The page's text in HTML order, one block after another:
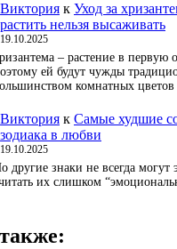
Виктория к Уход за
растить нельзя высаживать
19.10.2025
– растение в первую
ей будут чужды
комнатных цветов
Виктория к Самые худшие
зодиака в любви
19.10.2025
другие знаки не всегда могут
их слишком